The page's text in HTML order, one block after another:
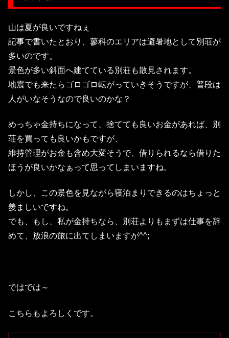
山は夏が良いですねぇ
記事で書いたとおり、蓼科のエリアは避暑地として別荘が
多いのです。
景色が多い斜面へ建てている別荘も散見されます。
地震でも来たらゴロゴロ転がっていきそうですが、普段は
人がいなそうなので良いのかな？
めっちゃ金持ちになって、捨てても良いお金があれば、別
荘を買っても良いかもですが、
維持管理がお金も含め大変そうで、借りられるなら借りた
ほうが良いかなぁって思ってしまいますね。
しかし、この景色を見ながら寝泊まりできるのはちょっと
羨ましいですね。
でも、もし、私が金持ちなら、別荘よりもまずは仕事を辞
めて、放浪の旅に出てしまいますが^^;
ではでは～
こちらもよろしくです。